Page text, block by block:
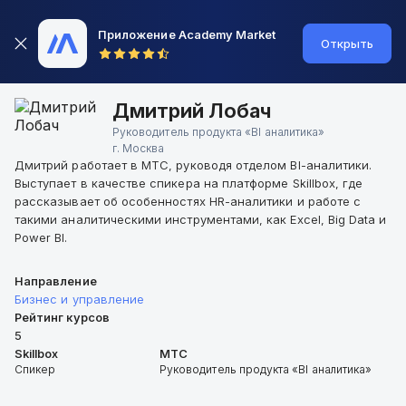
Приложение Academy Market
Открыть
Дмитрий Лобач
Руководитель продукта «BI аналитика»
г. Москва
Дмитрий работает в МТС, руководя отделом BI-аналитики.
Выступает в качестве спикера на платформе Skillbox, где
рассказывает об особенностях HR-аналитики и работе с
такими аналитическими инструментами, как Excel, Big Data и
Power BI.
Направление
Бизнес и управление
Рейтинг курсов
5
Skillbox
Спикер
МТС
Руководитель продукта «BI аналитика»